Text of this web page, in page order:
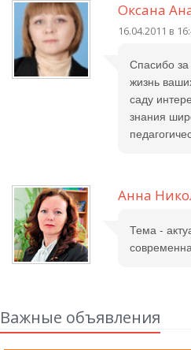
Оксана
16.04.2011 в
Спасибо
жизнь
саду
знания
Анна
Тема -
Важные объявления